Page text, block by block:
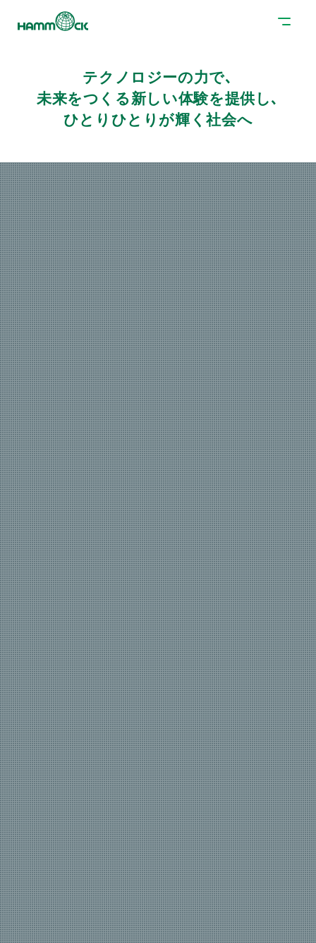
テクノロジーの力で､
未来をつくる新しい体験を提供し､
ひとりひとりが輝く社会へ